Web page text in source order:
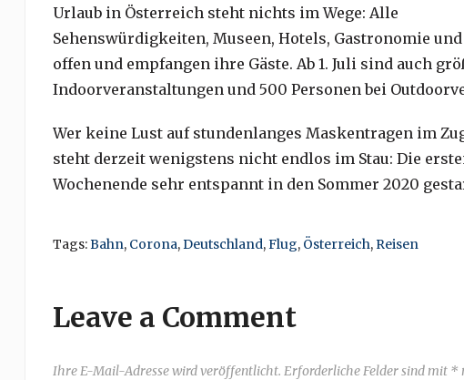
Urlaub in Österreich steht nichts im Wege: Alle
Sehenswürdigkeiten, Museen, Hotels, Gastronomie
offen und empfangen ihre Gäste. Ab 1. Juli sind auch
Indoorveranstaltungen und 500 Personen bei
Wer keine Lust auf stundenlanges Maskentragen im
steht derzeit wenigstens nicht endlos im Stau: Die
Wochenende sehr entspannt in den Sommer 2020
Tags:Bahn, Corona,Deutschland,Flug, Österreich,Reisen
Leave a Comment
Ihre E-Mail-Adresse wird veröffentlicht. Erforderliche Felder sind mit *